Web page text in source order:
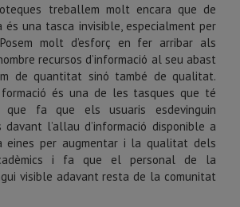
treballem molt encara que de
una tasca invisible, especialment per
molt d’esforç en fer arribar als
recursos d’informació al seu abast
de quantitat sinó també de qualitat.
formació és una de les tasques que té
que fa que els usuaris esdevinguin
l’allau d’informació disponible a
eines per augmentar i la qualitat dels
i fa que el personal de la
visible adavant resta de la comunitat